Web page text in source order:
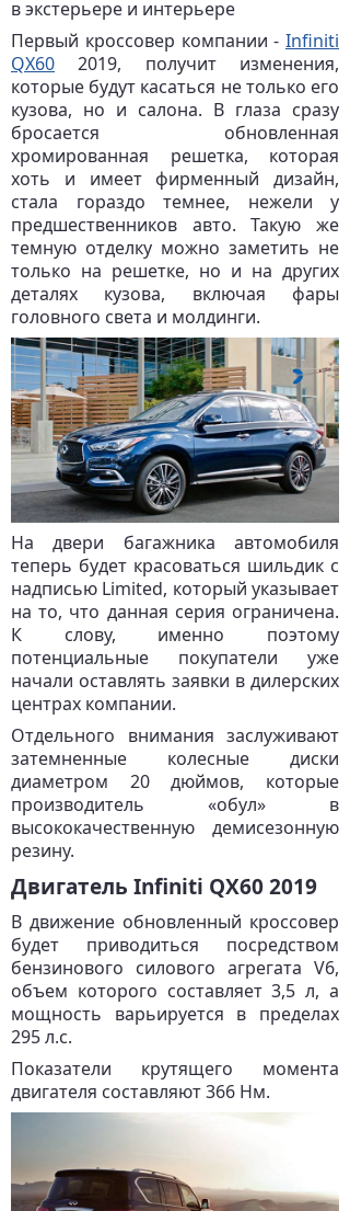
в экстерьере и интерьере
Первый кроссовер компании - Infiniti
QX60 2019, получит изменения,
которые будут касаться не только его
кузова, но и салона. В глаза сразу
бросается обновленная
хромированная решетка, которая
хоть и имеет фирменный дизайн,
стала гораздо темнее, нежели у
предшественников авто. Такую же
темную отделку можно заметить не
только на решетке, но и на других
деталях кузова, включая фары
головного света и молдинги.
На двери багажника автомобиля
теперь будет красоваться шильдик с
надписью Limited, который указывает
на то, что данная серия ограничена.
К слову, именно поэтому
потенциальные покупатели уже
начали оставлять заявки в дилерских
центрах компании.
Отдельного внимания заслуживают
затемненные колесные диски
диаметром 20 дюймов, которые
производитель «обул» в
высококачественную демисезонную
резину.
Двигатель Infiniti QX60 2019
В движение обновленный кроссовер
будет приводиться посредством
бензинового силового агрегата V6,
объем которого составляет 3,5 л, а
мощность варьируется в пределах
295 л.с.
Показатели крутящего момента
двигателя составляют 366 Нм.